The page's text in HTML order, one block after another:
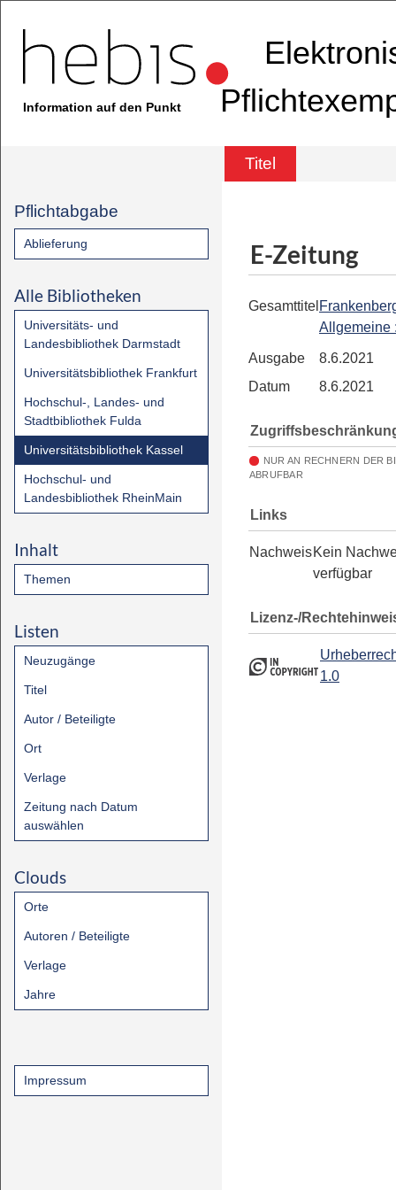
Information auf den Punkt
Titel
Pflichtabgabe
Ablieferung
Alle Bibliotheken
Universitäts- und
Landesbibliothek Darmstadt
Universitätsbibliothek Frankfurt
Hochschul-, Landes- und
Stadtbibliothek Fulda
Universitätsbibliothek Kassel
Hochschul- und
Landesbibliothek RheinMain
Inhalt
Themen
Listen
Neuzugänge
Titel
Autor / Beteiligte
Ort
Verlage
Zeitung nach Datum
auswählen
Clouds
Orte
Autoren / Beteiligte
Verlage
Jahre
Impressum
E-Zeitung
Gesamttitel
Allgemeine
Ausgabe
8.6.2021
Datum
8.6.2021
NUR AN RECHNERN DER
ABRUFBAR
Links
NachweisKein
verfügbar
Lizenz-/
1.0